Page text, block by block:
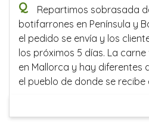
Q
Repartimos sobrasada
botifarrones en Península y
el pedido se envía y los
los próximos 5 días. La
en Mallorca y hay diferentes
el pueblo de donde se recibe